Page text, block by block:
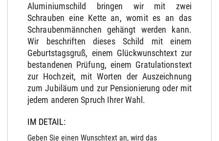
Aluminiumschild bringen wir mit zwei
Schrauben eine Kette an, womit es an das
Schraubenmännchen gehängt werden kann.
Wir beschriften dieses Schild mit einem
Geburtstagsgruß, einem Glückwunschtext zur
bestandenen Prüfung, einem Gratulationstext
zur Hochzeit, mit Worten der Auszeichnung
zum Jubiläum und zur Pensionierung oder mit
jedem anderen Spruch Ihrer Wahl.
IM DETAIL:
Geben Sie einen Wunschtext an, wird das